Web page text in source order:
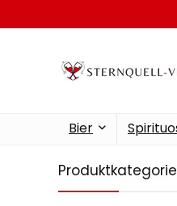
Bier